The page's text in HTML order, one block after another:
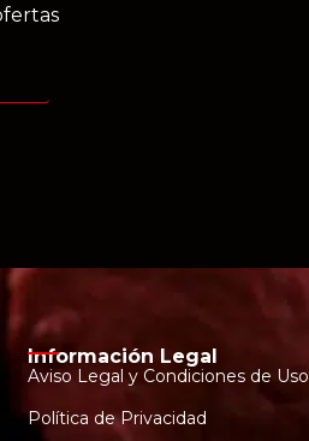
Información Legal
Aviso Legal y Condiciones de Uso
Política de Privacidad